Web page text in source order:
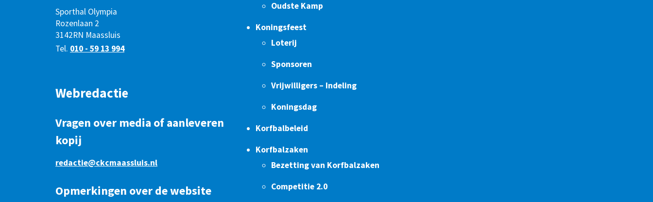
Sporthal Olympia
Rozenlaan 2
3142RN Maassluis
Tel. 010 - 59 13 994
Webredactie
Vragen over media of aanleveren
kopij
redactie@ckcmaassluis.nl
Opmerkingen over de website
Oudste Kamp
Koningsfeest
Loterij
Sponsoren
Vrijwilligers – Indeling
Koningsdag
Korfbalbeleid
Korfbalzaken
Bezetting van Korfbalzaken
Competitie 2.0